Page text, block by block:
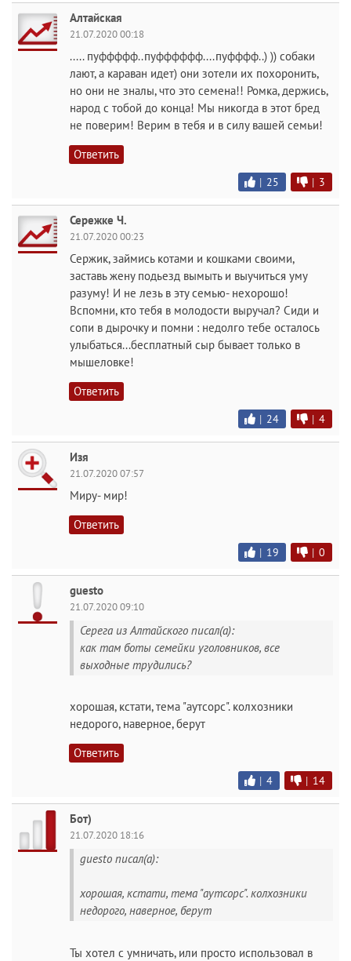
Алтайская
21.07.2020 00:18
..... пуффффф..пуфффффф....пуфффф..) )) собаки
лают, а караван идет) они зотели их похоронить,
но они не зналы, что это семена!! Ромка, держись,
народ с тобой до конца! Мы никогда в этот бред
не поверим! Верим в тебя и в силу вашей семьи!
Ответить
| 25 | 3
Сережке Ч.
21.07.2020 00:23
Сержик, займись котами и кошками своими,
заставь жену подьезд вымыть и выучиться уму
разуму! И не лезь в эту семью- нехорошо!
Вспомни, кто тебя в молодости выручал? Сиди и
сопи в дырочку и помни : недолго тебе осталось
улыбаться...бесплатный сыр бывает только в
мышеловке!
Ответить
| 24 | 4
Изя
21.07.2020 07:57
Миру- мир!
Ответить
| 19 | 0
guesto
21.07.2020 09:10
Серега из Алтайского писал(а):
как там боты семейки уголовников, все
выходные трудились?
хорошая, кстати, тема "аутсорс". колхозники
недорого, наверное, берут
Ответить
| 4 | 14
Бот)
21.07.2020 18:16
guesto писал(а):
хорошая, кстати, тема "аутсорс". колхозники
недорого, наверное, берут
Ты хотел с умничать, или просто использовал в